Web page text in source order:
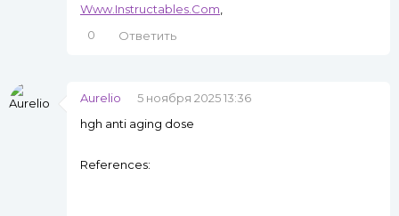
Www.Instructables.Com
0
Ответить
Aurelio
5 ноября 2025 13:36
hgh anti aging dose
References: